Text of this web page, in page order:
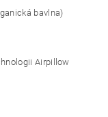
bavlna)
Airpillow